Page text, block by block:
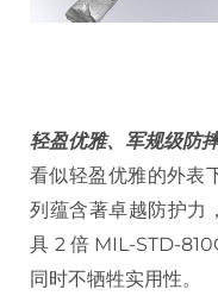
轻盈优雅、军规级防
看似轻盈优雅的外表
列蕴含著卓越防护力
具 2 倍 MIL-STD-
同时不牺牲实用性。